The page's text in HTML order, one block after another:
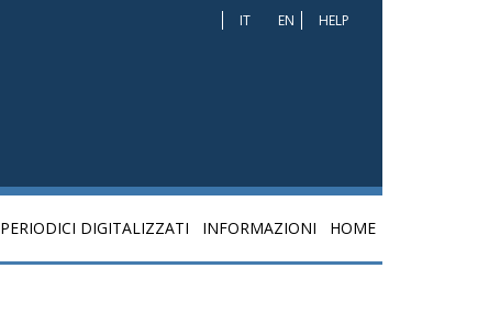
IT EN HELP
PERIODICI DIGITALIZZATI INFORMAZIONI HOME